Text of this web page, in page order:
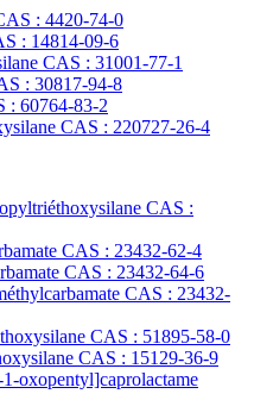
: 4420-74-0
: 14814-09-6
CAS : 31001-77-1
: 30817-94-8
: 60764-83-2
CAS : 220727-26-4
CAS :
CAS : 23432-62-4
CAS : 23432-64-6
CAS : 23432-
CAS : 51895-58-0
CAS : 15129-36-9
oxopentyl]caprolactame